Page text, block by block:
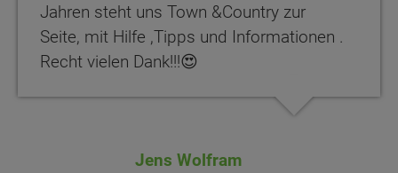
Jahren steht uns Town &Country zur
Seite, mit Hilfe ,Tipps und Informationen .
Recht vielen Dank!!!😍
Jens Wolfram